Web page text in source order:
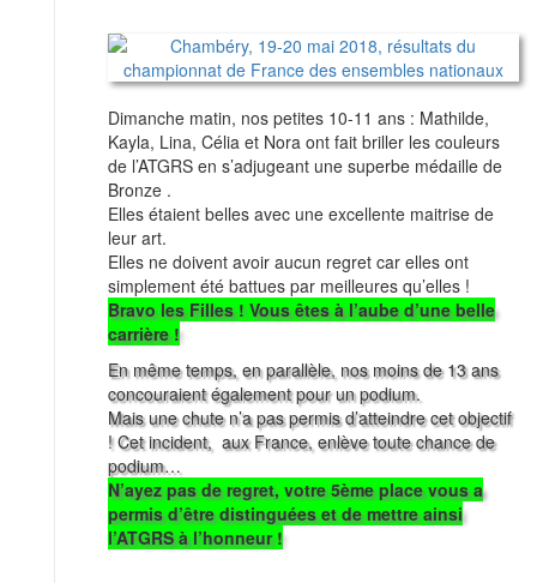
Dimanche matin, nos petites 10-11 ans : Mathilde,
Kayla, Lina, Célia et Nora ont fait briller les couleurs
de l’ATGRS en s’adjugeant une superbe médaille de
Bronze .
Elles étaient belles avec une excellente maitrise de
leur art.
Elles ne doivent avoir aucun regret car elles ont
simplement été battues par meilleures qu’elles !
Bravo les Filles ! Vous êtes à l’aube d’une belle
carrière !
En même temps, en parallèle, nos moins de 13 ans
concouraient également pour un podium.
Mais une chute n’a pas permis d’atteindre cet objectif
! Cet incident, aux France, enlève toute chance de
podium…
N’ayez pas de regret, votre 5ème place vous a
permis d’être distinguées et de mettre ainsi
l’ATGRS à l’honneur !